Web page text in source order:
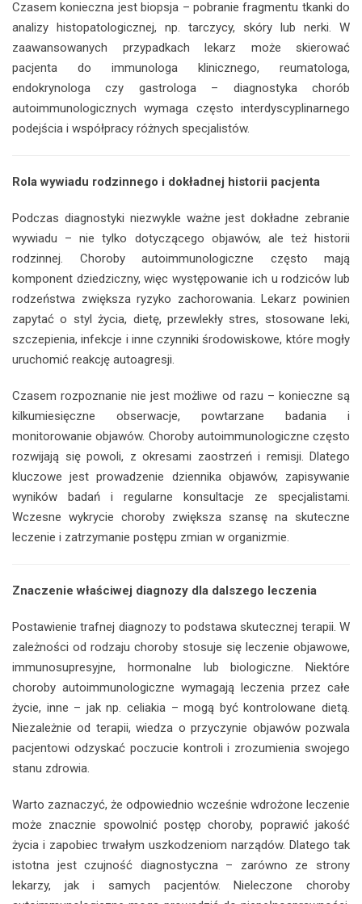
Czasem konieczna jest biopsja – pobranie fragmentu tkanki do
analizy histopatologicznej, np. tarczycy, skóry lub nerki. W
zaawansowanych przypadkach lekarz może skierować
pacjenta do immunologa klinicznego, reumatologa,
endokrynologa czy gastrologa – diagnostyka chorób
autoimmunologicznych wymaga często interdyscyplinarnego
podejścia i współpracy różnych specjalistów.
Rola wywiadu rodzinnego i dokładnej historii pacjenta
Podczas diagnostyki niezwykle ważne jest dokładne zebranie
wywiadu – nie tylko dotyczącego objawów, ale też historii
rodzinnej. Choroby autoimmunologiczne często mają
komponent dziedziczny, więc występowanie ich u rodziców lub
rodzeństwa zwiększa ryzyko zachorowania. Lekarz powinien
zapytać o styl życia, dietę, przewlekły stres, stosowane leki,
szczepienia, infekcje i inne czynniki środowiskowe, które mogły
uruchomić reakcję autoagresji.
Czasem rozpoznanie nie jest możliwe od razu – konieczne są
kilkumiesięczne obserwacje, powtarzane badania i
monitorowanie objawów. Choroby autoimmunologiczne często
rozwijają się powoli, z okresami zaostrzeń i remisji. Dlatego
kluczowe jest prowadzenie dziennika objawów, zapisywanie
wyników badań i regularne konsultacje ze specjalistami.
Wczesne wykrycie choroby zwiększa szansę na skuteczne
leczenie i zatrzymanie postępu zmian w organizmie.
Znaczenie właściwej diagnozy dla dalszego leczenia
Postawienie trafnej diagnozy to podstawa skutecznej terapii. W
zależności od rodzaju choroby stosuje się leczenie objawowe,
immunosupresyjne, hormonalne lub biologiczne. Niektóre
choroby autoimmunologiczne wymagają leczenia przez całe
życie, inne – jak np. celiakia – mogą być kontrolowane dietą.
Niezależnie od terapii, wiedza o przyczynie objawów pozwala
pacjentowi odzyskać poczucie kontroli i zrozumienia swojego
stanu zdrowia.
Warto zaznaczyć, że odpowiednio wcześnie wdrożone leczenie
może znacznie spowolnić postęp choroby, poprawić jakość
życia i zapobiec trwałym uszkodzeniom narządów. Dlatego tak
istotna jest czujność diagnostyczna – zarówno ze strony
lekarzy, jak i samych pacjentów. Nieleczone choroby